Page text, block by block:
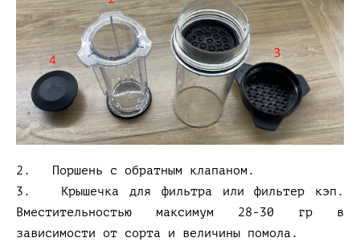
2. Поршень с обратным клапаном.
3. Крышечка для фильтра или фильтер кэп.
Вместительностью максимум 28-30 гр в
зависимости от сорта и величины помола.